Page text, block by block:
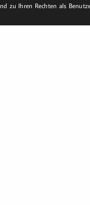
zu Ihren Rechten als